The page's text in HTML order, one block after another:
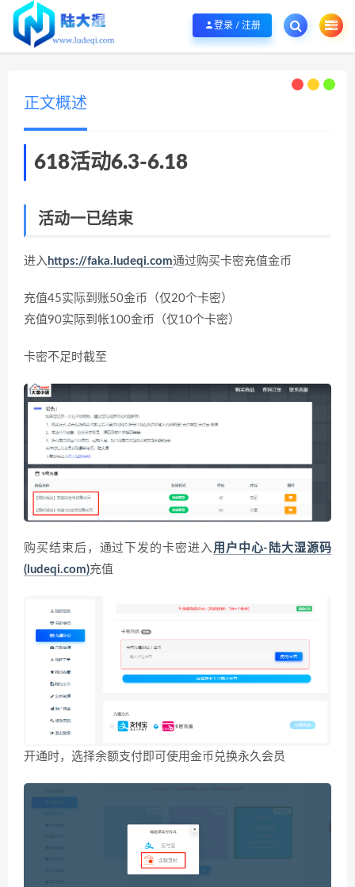
欢迎您光临陆大湿，本站秉承服务宗旨 履行“站长”责任，销售只是起点 服务永无
登录 / 注册
正文概述
618活动6.3-6.18
活动一已结束
进入 https://faka.ludeqi.com通过购买卡密充值金币
充值45实际到账50金币（仅20个卡密）
充值90实际到帐100金币（仅10个卡密）
卡密不足时截至
购买结束后，通过下发的卡密进入 用户中心-陆大湿源码
(ludeqi.com)充值
开通时，选择余额支付即可使用金币兑换永久会员